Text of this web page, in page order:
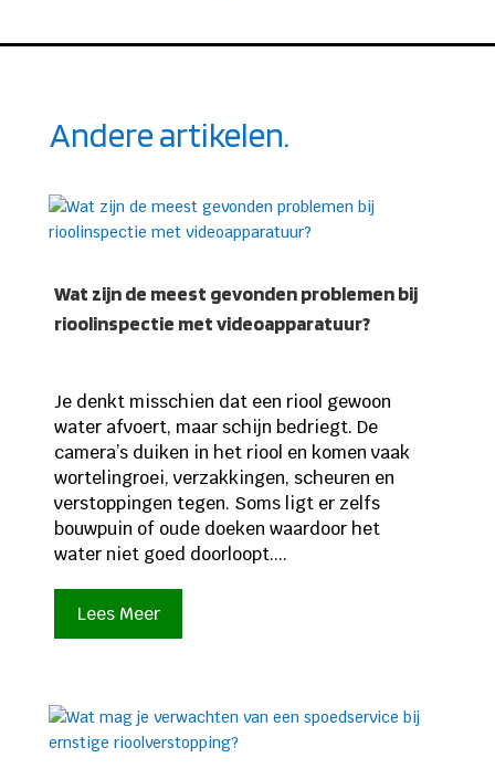
Andere artikelen.
Wat zijn de meest gevonden problemen bij
rioolinspectie met videoapparatuur?
Je denkt misschien dat een riool gewoon
water afvoert, maar schijn bedriegt. De
camera’s duiken in het riool en komen vaak
wortelingroei, verzakkingen, scheuren en
verstoppingen tegen. Soms ligt er zelfs
bouwpuin of oude doeken waardoor het
water niet goed doorloopt....
Lees Meer